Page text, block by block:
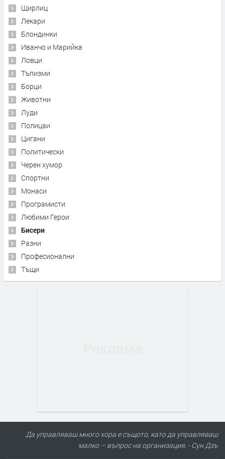
Щирлиц
Лекари
Блондинки
Иванчо и Марийка
Ловци
Тъпизми
Борци
Животни
Луди
Полицаи
Цигани
Политически
Черен хумор
Спортни
Монаси
Програмисти
Любими Герои
Бисери
Разни
Професионални
Тъщи
Да управляваш много хора е същото, като да управляваш
малко – въпрос на организация. - Сун Дзъ